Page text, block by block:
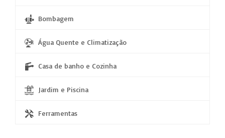
Bombagem
Água Quente e Climatização
Casa de banho e Cozinha
Jardim e Piscina
Ferramentas